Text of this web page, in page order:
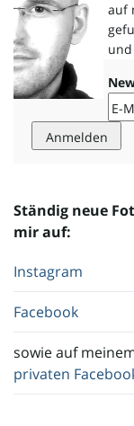
auf
und
Ständig neue
mir auf:
Instagram
Facebook
sowie auf
privaten